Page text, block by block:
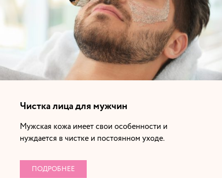
Чистка лица для мужчин
Мужская кожа имеет свои особенности и
нуждается в чистке и постоянном уходе.
ПОДРОБНЕЕ